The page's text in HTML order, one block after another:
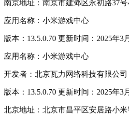
南京地址：南京市建邺区永初路37
应用名称：小米游戏中心
版本：13.5.0.70 更新时间：2025年3
应用名称：小米游戏中心
开发者：北京瓦力网络科技有限公司
版本：13.5.0.70 更新时间：2025年3
北京地址：北京市昌平区安居路小米